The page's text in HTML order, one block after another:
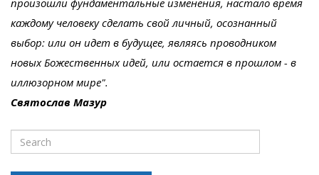
произошли фундаментальные изменения, настало время
каждому человеку сделать свой личный, осознанный
выбор: или он идет в будущее, являясь проводником
новых Божественных идей, или остается в прошлом - в
иллюзорном мире".
Святослав Мазур